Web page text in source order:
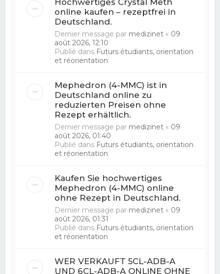
online kaufen – rezeptfrei in
Deutschland.
Dernier message par medizinet « 09
août 2026, 12:10
Publié dans Futurs étudiants, orientation
et réorientation
Mephedron (4-MMC) ist in
Deutschland online zu
reduzierten Preisen ohne
Rezept erhältlich.
Dernier message par medizinet « 09
août 2026, 01:40
Publié dans Futurs étudiants, orientation
et réorientation
Kaufen Sie hochwertiges
Mephedron (4-MMC) online
ohne Rezept in Deutschland.
Dernier message par medizinet « 09
août 2026, 01:31
Publié dans Futurs étudiants, orientation
et réorientation
WER VERKAUFT 5CL-ADB-A
UND 6CL-ADB-A ONLINE OHNE